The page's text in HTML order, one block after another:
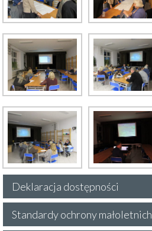
Deklaracja dostępności
Standardy ochrony małoletnich